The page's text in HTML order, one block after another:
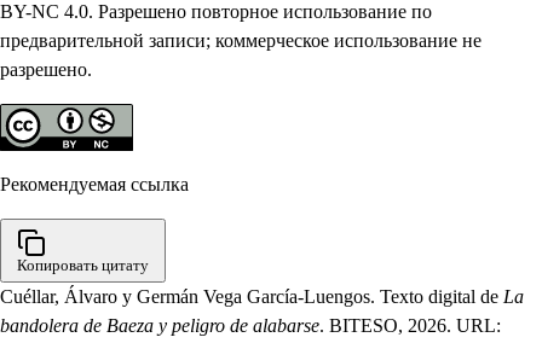
BY-NC 4.0. Разрешено повторное использование по
предварительной записи; коммерческое использование не
разрешено.
Рекомендуемая ссылка
Копировать цитату
Cuéllar, Álvaro y Germán Vega García-Luengos. Texto digital de La
bandolera de Baeza y peligro de alabarse. BITESO, 2026. URL: